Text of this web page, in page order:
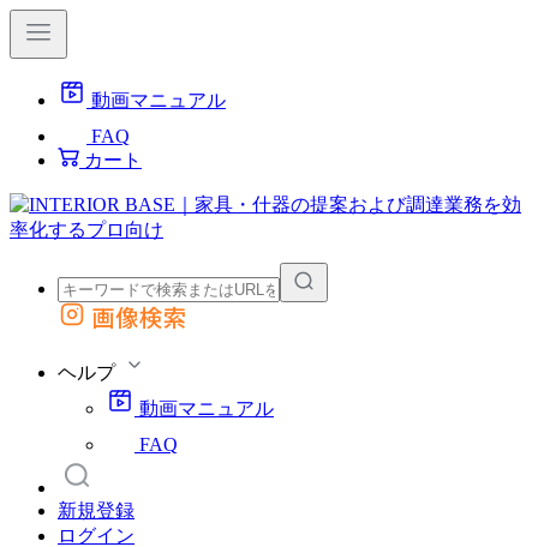
動画マニュアル
FAQ
カート
外部サイトの商品をカートに追加
画像検索
ヘルプ
動画マニュアル
FAQ
新規登録
ログイン